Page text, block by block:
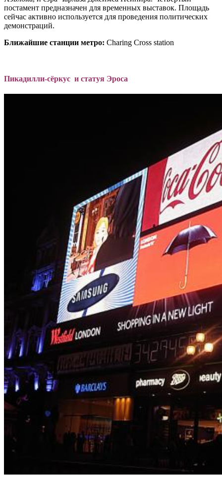
постамент предназначен для временных выставок. Площадь
сейчас активно используется для проведения политических
демонстраций.
Ближайшие станции метро: Charing Cross station
Пикадилли-сёркус и статуя Эроса